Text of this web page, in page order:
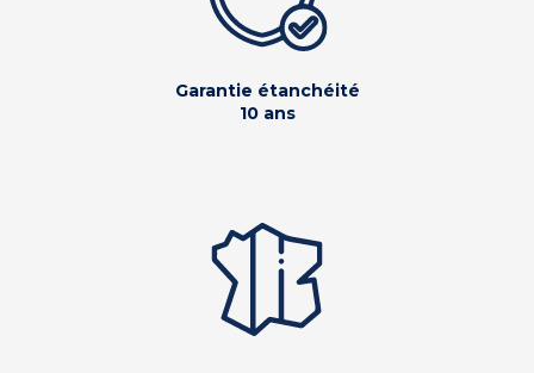
Garantie étanchéité
10 ans